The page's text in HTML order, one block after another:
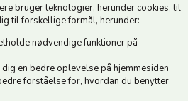
bruger teknologier, herunder cookies, til
til forskellige formål, herunder:
nødvendige funktioner på
en bedre oplevelse på hjemmesiden
forståelse for, hvordan du benytter
17.00 | Middagslukket 12.00-12.30 |